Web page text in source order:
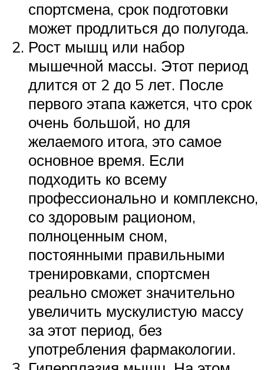
спортсмена, срок подготовки
может продлиться до полугода.
Рост мышц или набор
мышечной массы. Этот период
длится от 2 до 5 лет. После
первого этапа кажется, что срок
очень большой, но для
желаемого итога, это самое
основное время. Если
подходить ко всему
профессионально и комплексно,
со здоровым рационом,
полноценным сном,
постоянными правильными
тренировками, спортсмен
реально сможет значительно
увеличить мускулистую массу
за этот период, без
употребления фармакологии.